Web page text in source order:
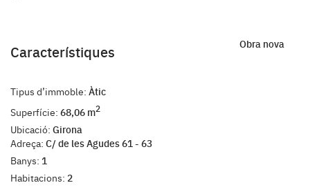
Obra nova
Característiques
Tipus d’immoble: Àtic
Superfície: 68,06 m2
Ubicació: Girona
Adreça: C/ de les Agudes 61 - 63
Banys: 1
Habitacions: 2